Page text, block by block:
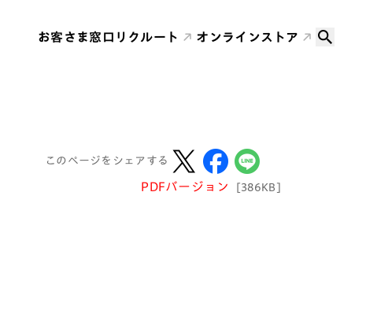
お客さま窓口 リクルート オンラインストア
このページをシェアする
PDFバージョン [386KB]